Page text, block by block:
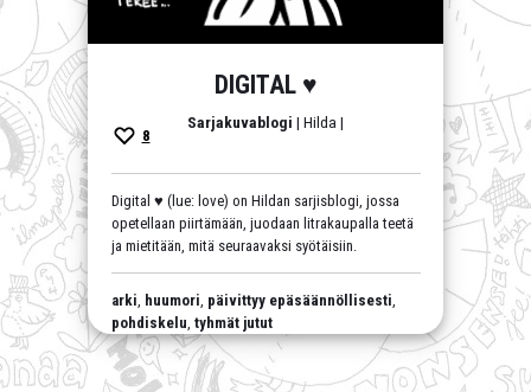
DIGITAL ♥
Sarjakuvablogi | Hilda |
8
Digital ♥ (lue: love) on Hildan sarjisblogi, jossa
opetellaan piirtämään, juodaan litrakaupalla teetä
ja mietitään, mitä seuraavaksi syötäisiin.
arki huumori päivittyy epäsäännöllisesti
pohdiskelu tyhmät jutut